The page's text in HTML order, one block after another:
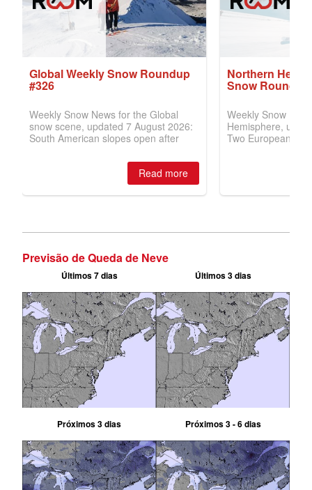
Previsão de Queda de Neve
Últimos 7 dias Últimos 3 dias
Próximos 3 dias Próximos 3 - 6 dias